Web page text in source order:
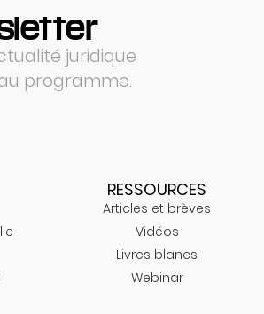
juridique
programme.
RESSOURCES
Articles et brèves
Vidéos
Livres blancs
Webinar